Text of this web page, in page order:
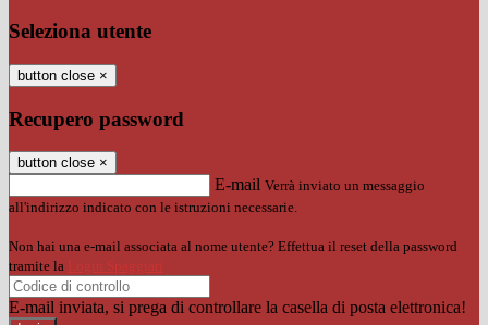
Seleziona utente
button close ×
Recupero password
button close ×
E-mail Verrà inviato un messaggio
all'indirizzo indicato con le istruzioni necessarie.
Non hai una e-mail associata al nome utente? Effettua il reset della password
tramite la Login Spaggiari
E-mail inviata, si prega di controllare la casella di posta elettronica!